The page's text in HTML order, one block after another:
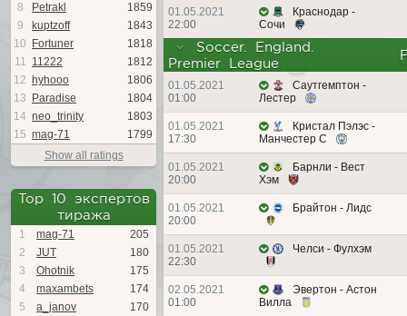
8
Petrakl
1859
9
kuptzoff
1843
10
Fortuner
1818
11 11222
1812
12
hyhooo
1806
13
Paradise
1804
14 neo_trinity
1803
15 mag-71
1799
Show all ratings
Top 10 экспертов
тиража
1 mag-71
205
2
JUT
180
3
Ohotnik
175
4
maxambets
174
5
a_janov
170
01.05.2021
22:00
Краснодар -
Сочи
Soccer. England.
Premier League
01.05.2021
01:00
Саутгемптон -
Лестер
01.05.2021
17:30
Кристал Пэлэс -
Манчестер С
01.05.2021
20:00
Барнли - Вест
Хэм
01.05.2021
20:00
Брайтон - Лидс
01.05.2021
22:30
Челси - Фулхэм
02.05.2021
01:00
Эвертон - Астон
Вилла